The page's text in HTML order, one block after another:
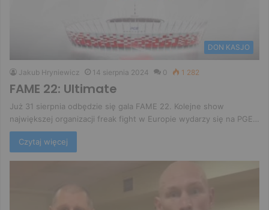
DON KASJO
Jakub Hryniewicz 14 sierpnia 2024 0 1 282
FAME 22: Ultimate
Już 31 sierpnia odbędzie się gala FAME 22. Kolejne show
największej organizacji freak fight w Europie wydarzy się na PGE…
Czytaj więcej